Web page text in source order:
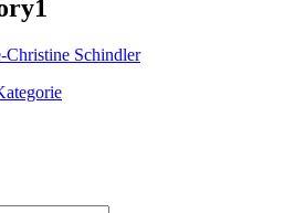
Christine Schindler